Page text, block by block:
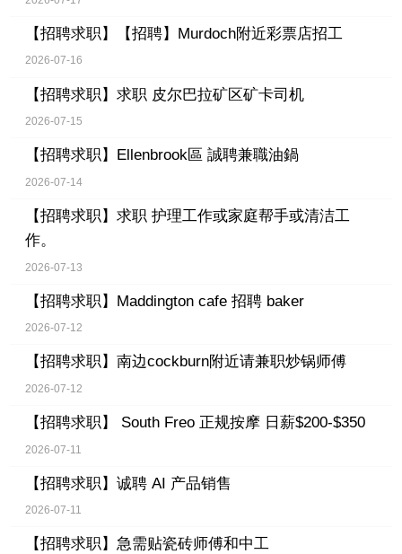
【招聘求职】 【招聘】Murdoch附近彩票店招工
2026-07-16
【招聘求职】 求职 皮尔巴拉矿区矿卡司机
2026-07-15
【招聘求职】 Ellenbrook區 誠聘兼職油鍋
2026-07-14
【招聘求职】 求职 护理工作或家庭帮手或清洁工
作。
2026-07-13
【招聘求职】 Maddington cafe 招聘 baker
2026-07-12
【招聘求职】 南边cockburn附近请兼职炒锅师傅
2026-07-12
【招聘求职】 South Freo 正规按摩 日薪$200-$350
2026-07-11
【招聘求职】 诚聘 AI 产品销售
2026-07-11
【招聘求职】 急需贴瓷砖师傅和中工